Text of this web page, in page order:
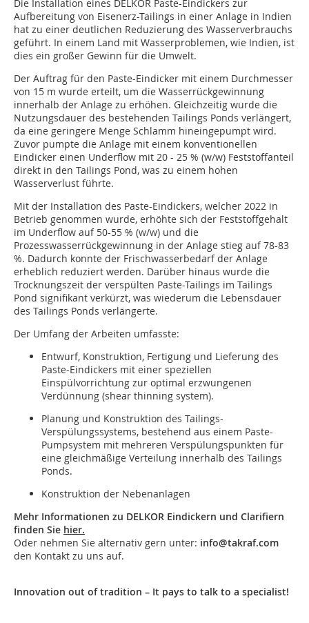
Die Installation eines DELKOR Paste-Eindickers zur
Aufbereitung von Eisenerz-Tailings in einer Anlage in Indien
hat zu einer deutlichen Reduzierung des Wasserverbrauchs
geführt. In einem Land mit Wasserproblemen, wie Indien, ist
dies ein großer Gewinn für die Umwelt.
Der Auftrag für den Paste-Eindicker mit einem Durchmesser
von 15 m wurde erteilt, um die Wasserrückgewinnung
innerhalb der Anlage zu erhöhen. Gleichzeitig wurde die
Nutzungsdauer des bestehenden Tailings Ponds verlängert,
da eine geringere Menge Schlamm hineingepumpt wird.
Zuvor pumpte die Anlage mit einem konventionellen
Eindicker einen Underflow mit 20 - 25 % (w/w) Feststoffanteil
direkt in den Tailings Pond, was zu einem hohen
Wasserverlust führte.
Mit der Installation des Paste-Eindickers, welcher 2022 in
Betrieb genommen wurde, erhöhte sich der Feststoffgehalt
im Underflow auf 50-55 % (w/w) und die
Prozesswasserrückgewinnung in der Anlage stieg auf 78-83
%. Dadurch konnte der Frischwasserbedarf der Anlage
erheblich reduziert werden. Darüber hinaus wurde die
Trocknungszeit der verspülten Paste-Tailings im Tailings
Pond signifikant verkürzt, was wiederum die Lebensdauer
des Tailings Ponds verlängerte.
Der Umfang der Arbeiten umfasste:
Entwurf, Konstruktion, Fertigung und Lieferung des
Paste-Eindickers mit einer speziellen
Einspülvorrichtung zur optimal erzwungenen
Verdünnung (shear thinning system).
Planung und Konstruktion des Tailings-
Verspülungssystems, bestehend aus einem Paste-
Pumpsystem mit mehreren Verspülungspunkten für
eine gleichmäßige Verteilung innerhalb des Tailings
Ponds.
Konstruktion der Nebenanlagen
Mehr Informationen zu DELKOR Eindickern und Clarifiern
finden Sie hier.
Oder nehmen Sie alternativ gern unter: info@takraf.com
den Kontakt zu uns auf.
Innovation out of tradition – It pays to talk to a specialist!